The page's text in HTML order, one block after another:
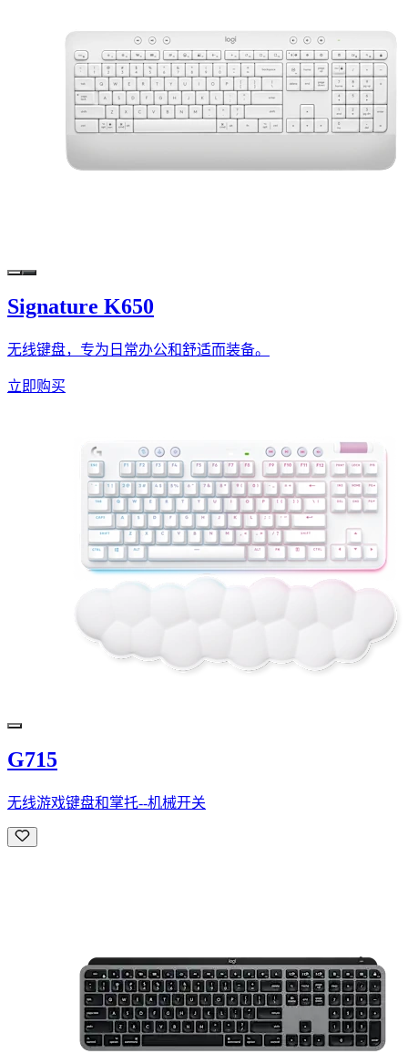
Signature K650
无线键盘，专为日常办公和舒适而装备。
立即购买
G715
无线游戏键盘和掌托--机械开关